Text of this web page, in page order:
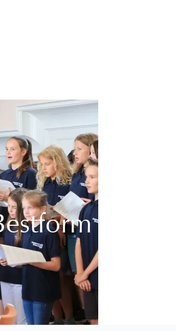
beim